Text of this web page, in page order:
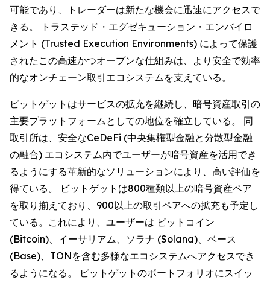
可能であり、トレーダーは新たな機会に迅速にアクセスで
きる。 トラステッド・エグゼキューション・エンバイロ
メント (Trusted Execution Environments) によって保護
されたこの高速かつオープンな仕組みは、より安全で効率
的なオンチェーン取引エコシステムを支えている。
ビットゲットはサービスの拡充を継続し、暗号資産取引の
主要プラットフォームとしての地位を確立している。 同
取引所は、安全なCeDeFi (中央集権型金融と分散型金融
の融合) エコシステム内でユーザーが暗号資産を活用でき
るようにする革新的なソリューションにより、高い評価を
得ている。 ビットゲットは800種類以上の暗号資産ペア
を取り揃えており、900以上の取引ペアへの拡充も予定し
ている。これにより、ユーザーは ビットコイン
(Bitcoin)、イーサリアム、ソラナ (Solana)、ベース
(Base)、TONを含む多様なエコシステムへアクセスでき
るようになる。 ビットゲットのポートフォリオにスイッ